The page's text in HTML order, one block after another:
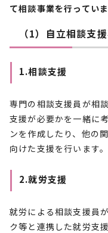
て相談事業を行っていま
（1）自立相談支
1.相談支援
専門の相談支援員が相
支援が必要かを一緒に
ンを作成したり、他の
向けた支援を行います。
2.就労支援
就労による相談支援員
ク等と連携した就労支